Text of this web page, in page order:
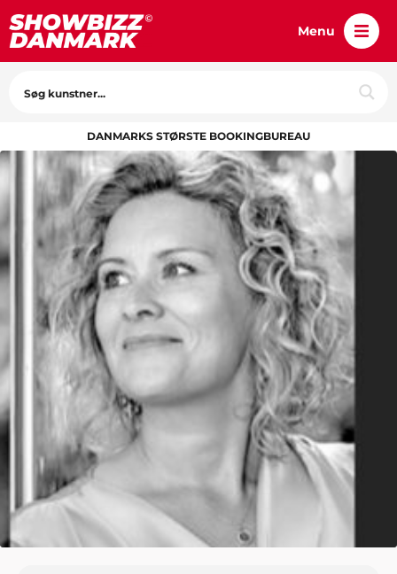
Menu
DANMARKS STØRSTE BOOKINGBUREAU
HJEM MUSIK
JAZZ/SWING
LAURA FAURSCHOU TRIO